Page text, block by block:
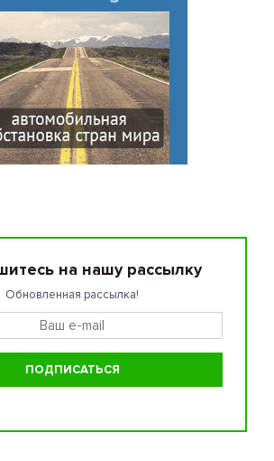
на нашу рассылку
Обновленная рассылка!